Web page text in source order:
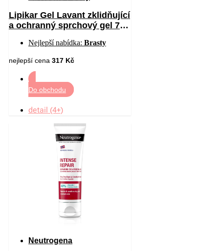
Lipikar Gel Lavant zklidňující
a ochranný sprchový gel 750
Nejlepší nabídka: Brasty
nejlepší cena 317 Kč
Do obchodu
detail (4+)
Neutrogena